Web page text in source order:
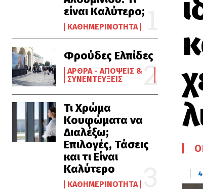
είναι Καλύτερο;
ΚΑΘΗΜΕΡΙΝΌΤΗΤΑ
Φρούδες Ελπίδες
ΆΡΘΡΑ - ΑΠΌΨΕΙΣ &
ΣΥΝΕΝΤΕΎΞΕΙΣ
Τι Χρώμα
Κουφώματα να
Διαλέξω;
Επιλογές, Τάσεις
και τι Είναι
Καλύτερο
ΚΑΘΗΜΕΡΙΝΌΤΗΤΑ